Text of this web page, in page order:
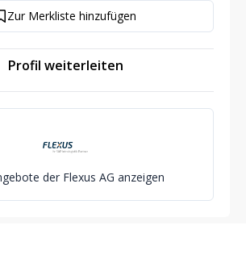
Zur Merkliste hinzufügen
Profil weiterleiten
der Flexus AG anzeigen